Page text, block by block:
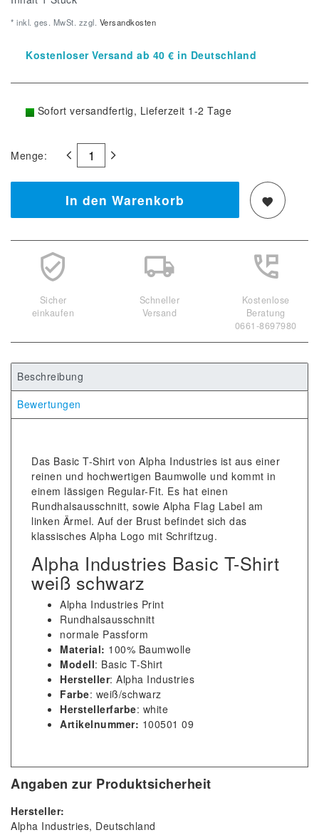
* inkl. ges. MwSt. zzgl. Versandkosten
Kostenloser Versand ab 40 € in Deutschland
Sofort versandfertig, Lieferzeit 1-2 Tage
Menge:
In den Warenkorb
Sicher
einkaufen
Schneller
Versand
Kostenlose
Beratung
0661-8697980
Beschreibung
Bewertungen
Das Basic T-Shirt von Alpha Industries ist aus einer
reinen und hochwertigen Baumwolle und kommt in
einem lässigen Regular-Fit. Es hat einen
Rundhalsausschnitt, sowie Alpha Flag Label am
linken Ärmel. Auf der Brust befindet sich das
klassisches Alpha Logo mit Schriftzug.
Alpha Industries Basic T-Shirt
weiß schwarz
Alpha Industries Print
Rundhalsausschnitt
normale Passform
Material: 100% Baumwolle
Modell: Basic T-Shirt
Hersteller: Alpha Industries
Farbe: weiß/schwarz
Herstellerfarbe: white
Artikelnummer: 100501 09
Angaben zur Produktsicherheit
Hersteller:
Alpha Industries Deutschland